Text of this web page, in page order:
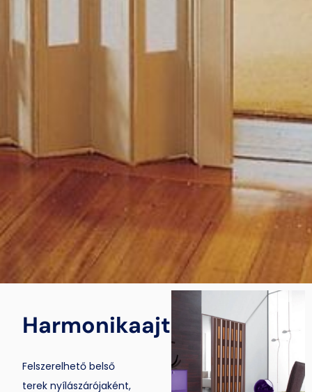
Harmonikaajtó
Felszerelhető belső
terek nyílászárójaként,